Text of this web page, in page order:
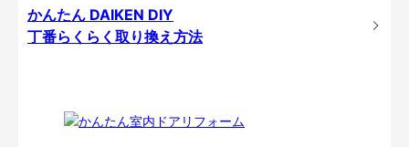
かんたん DAIKEN DIY
丁番らくらく取り換え方法